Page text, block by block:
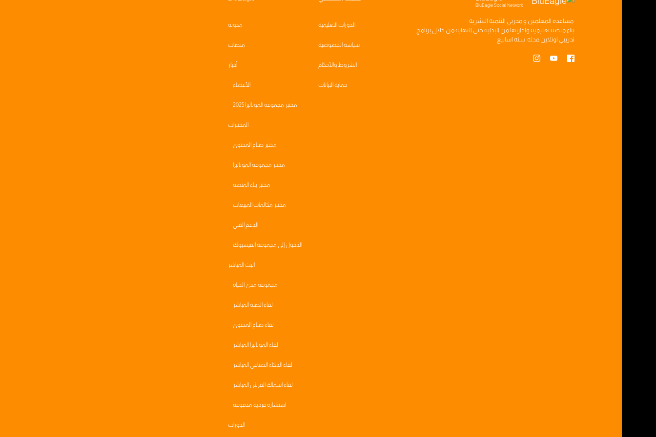
BluEagle Social Network
مساعده المعلمين ومدربي التنميه البشريه
بناءمنصه تعليميه وادارتها من البدايه حتى النهايه من خلال برنامج
تدريبي اونلاين مدته سته اسابيع
الدورات التعليمية
سياسة الخصوصية
الشروط والأحكام
حماية البيانات
مدونه
منصات
أخبار
الأعضاء
مختبر مجموعه الموناليزا 2025
المختبرات
مختبر صناع المحتوى
مختبر مجموعه الموناليزا
مختبر بناء المنصه
مختبر مكالمات المبيعات
الدعم الفني
الدخول إلى مجموعة الفيسبوك
البث المباشر
مجموعه مدى الحياه
لقاء الصبة المباشر
لقاء صناع المحتوى
لقاء الموناليزا المباشر
لقاء الذكاء الصناعي المباشر
لقاء اسماك القرش المباشر
استشاره فرديه مدفوعة
الدورات